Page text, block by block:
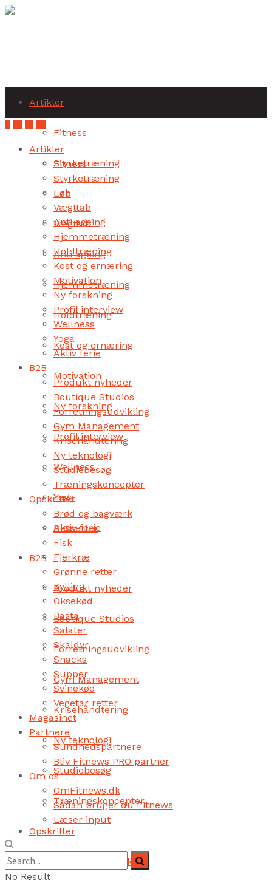
Artikler
Fitness
Styrketræning
Løb
Vægttab
Anti ageing
Hjemmetræning
Holdtræning
Kost og ernæring
Motivation
Ny forskning
Profil interview
Wellness
Yoga
Aktiv ferie
B2B
Produkt nyheder
Boutique Studios
Forretningsudvikling
Gym Management
Krisehåndtering
Ny teknologi
Studiebesøg
Træningskoncepter
Opskrifter
Brød og bagværk
Artikler
Fitness
Styrketræning
Løb
Vægttab
Anti ageing
Hjemmetræning
Holdtræning
Kost og ernæring
Motivation
Ny forskning
Profil interview
Wellness
Yoga
Aktiv ferie
B2B
Produkt nyheder
Boutique Studios
Forretningsudvikling
Gym Management
Krisehåndtering
Ny teknologi
Studiebesøg
Træningskoncepter
Opskrifter
Brød og bagværk
Desserter
Fisk
Fjerkræ
Grønne retter
Kylling
Oksekød
Pasta
Salater
Skaldyr
Snacks
Supper
Svinekød
Vegetar retter
Magasinet
Partnere
Sundhedspartnere
Bliv Fitnews PRO partner
Om os
OmFitnews.dk
Sådan bruger du Fitnews
Læser input
No Result